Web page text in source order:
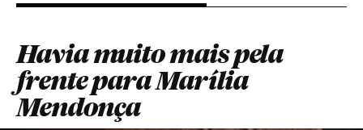
Havia muito mais pela
frente para Marília
Mendonça